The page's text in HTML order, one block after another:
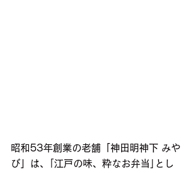
昭和53年創業の老舗「神田明神下 みや
び」は、｢江戸の味、粋なお弁当｣とし